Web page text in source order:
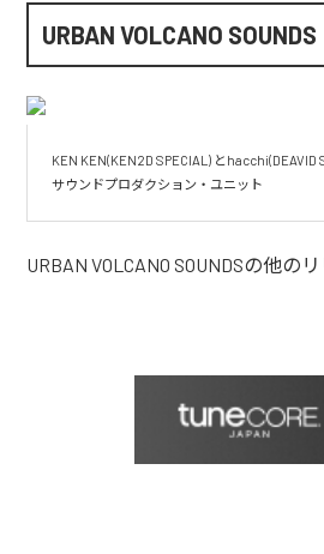
URBAN VOLCANO SOUNDS
KEN KEN(KEN2D SPECIAL) と
サウンドプロダクション・ユニット
URBAN VOLCANO SOUNDSの他のリ